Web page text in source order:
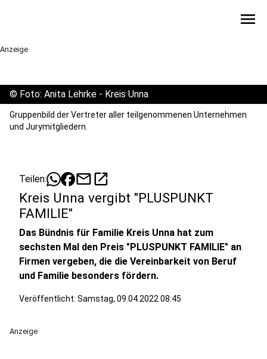
menu
Anzeige
© Foto: Anita Lehrke - Kreis Unna
Gruppenbild der Vertreter aller teilgenommenen Unternehmen
und Jurymitgliedern.
Teilen: mailopen_in_new
Kreis Unna vergibt "PLUSPUNKT
FAMILIE"
Das Bündnis für Familie Kreis Unna hat zum
sechsten Mal den Preis "PLUSPUNKT FAMILIE" an
Firmen vergeben, die die Vereinbarkeit von Beruf
und Familie besonders fördern.
Veröffentlicht: Samstag, 09.04.2022 08:45
Anzeige